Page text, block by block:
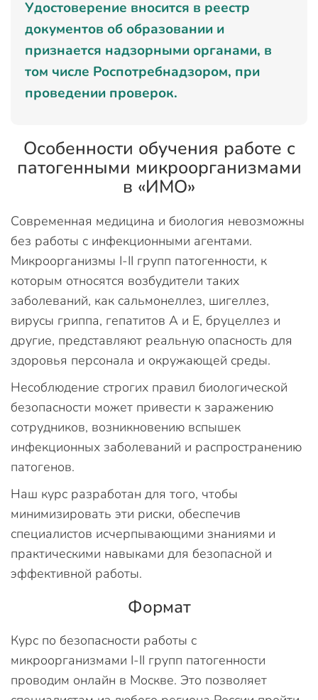
Удостоверение вносится в реестр
документов об образовании и
признается надзорными органами, в
том числе Роспотребнадзором, при
проведении проверок.
Особенности обучения работе с
патогенными микроорганизмами
в «ИМО»
Современная медицина и биология невозможны
без работы с инфекционными агентами.
Микроорганизмы I-II групп патогенности, к
которым относятся возбудители таких
заболеваний, как сальмонеллез, шигеллез,
вирусы гриппа, гепатитов А и Е, бруцеллез и
другие, представляют реальную опасность для
здоровья персонала и окружающей среды.
Несоблюдение строгих правил биологической
безопасности может привести к заражению
сотрудников, возникновению вспышек
инфекционных заболеваний и распространению
патогенов.
Наш курс разработан для того, чтобы
минимизировать эти риски, обеспечив
специалистов исчерпывающими знаниями и
практическими навыками для безопасной и
эффективной работы.
Формат
Курс по безопасности работы с
микроорганизмами I-II групп патогенности
проводим онлайн в Москве. Это позволяет